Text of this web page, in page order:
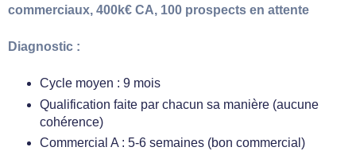
commerciaux, 400k€ CA, 100 prospects en attente
Diagnostic :
Cycle moyen : 9 mois
Qualification faite par chacun sa manière (aucune
cohérence)
Commercial A : 5-6 semaines (bon commercial)